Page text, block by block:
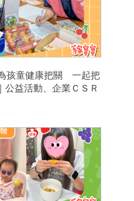
孩童健康把關 一起把
公益活動、企業ＣＳＲ